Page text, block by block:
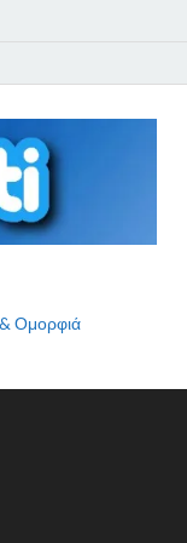
& Ομορφιά